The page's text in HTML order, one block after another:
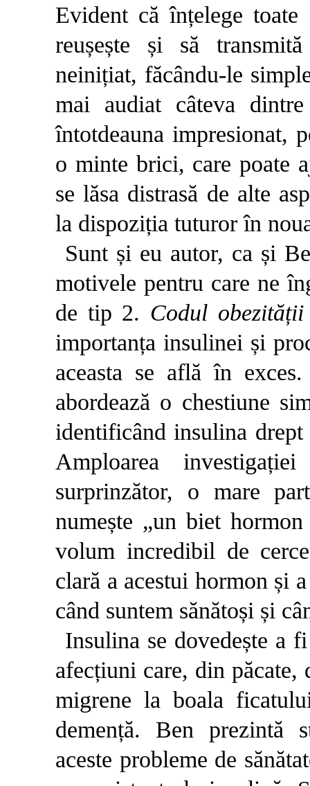
Evident că înțelege toate
reușește și să
neinițiat, făcându-le
mai audiat câteva
întotdeauna impresionat,
o minte brici, care poate
se lăsa distrasă de alte
la dispoziția tuturor în
Sunt și eu autor, ca și
motivele pentru care ne
de tip 2. Codul
importanța insulinei și
aceasta se află în
abordează o chestiune
identificând insulina
Amploarea
surprinzător, o mare
numește „un biet
volum incredibil de
clară a acestui hormon și
când suntem sănătoși și
Insulina se dovedește a
afecțiuni care, din păcate,
migrene la boala
demență. Ben prezintă
aceste probleme de